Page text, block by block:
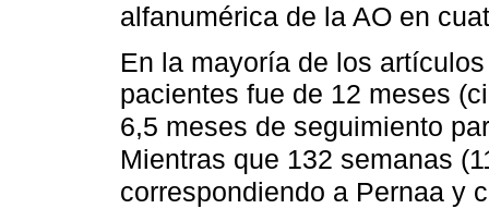
alfanumérica de la AO en
En la mayoría de los
pacientes fue de 12 meses
6,5 meses de seguimiento
Mientras que 132 semanas
correspondiendo a Pernaa y